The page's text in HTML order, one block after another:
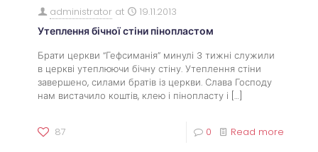
administrator at 19.11.2013
Утеплення бічної стіни пінопластом
Брати церкви “Гефсиманія” минулі 3 тижні служили
в церкві утеплюючи бічну стіну. Утеплення стіни
завершено, силами братів із церкви. Слава Господу
нам вистачило коштів, клею і пінопласту і […]
87 0 Read more